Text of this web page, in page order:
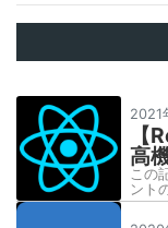
2021
高
この
ント